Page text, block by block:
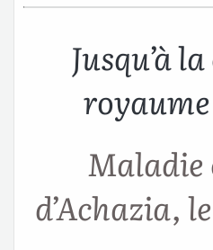
Jusqu’à
d’Achazia,